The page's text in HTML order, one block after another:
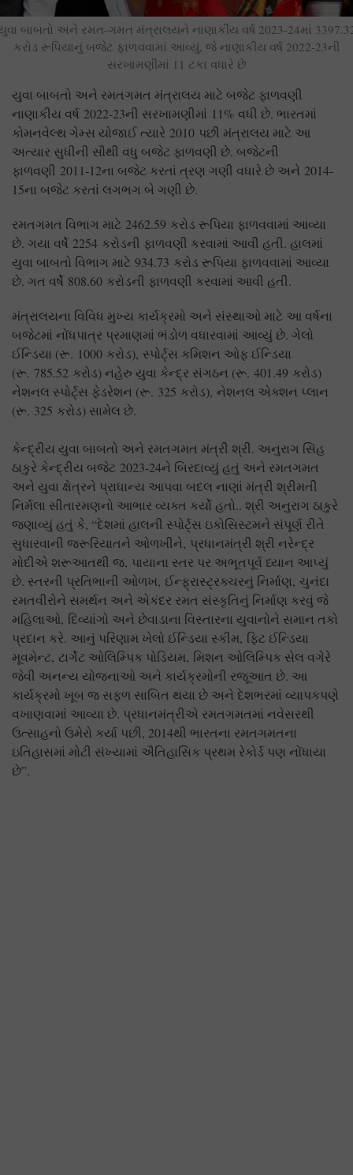
બાબતો અને રમત-ગમત મંત્રાલયને નાણાકીય વર્ષ 2023-24માં
કરોડ રૂપિયાનું બજેટ ફાળવવામાં આવ્યું, જે નાણાકીય વર્ષ 2022-23ની
સરખામણીમાં 11 ટકા વધારે છે
યુવા બાબતો અને રમતગમત મંત્રાલય માટે બજેટ ફાળવણી
નાણાકીય વર્ષ 2022-23ની સરખામણીમાં 11% વધી છે. ભારતમાં
કોમનવેલ્થ ગેમ્સ યોજાઈ ત્યારે 2010 પછી મંત્રાલય માટે આ
અત્યાર સુધીની સૌથી વધુ બજેટ ફાળવણી છે. બજેટની
ફાળવણી 2011-12ના બજેટ કરતાં ત્રણ ગણી વધારે છે અને 2014-
15ના બજેટ કરતાં લગભગ બે ગણી છે.
રમતગમત વિભાગ માટે 2462.59 કરોડ રૂપિયા ફાળવવામાં આવ્યા
છે. ગયા વર્ષે 2254 કરોડની ફાળવણી કરવામાં આવી હતી. હાલમાં
યુવા બાબતો વિભાગ માટે 934.73 કરોડ રૂપિયા ફાળવવામાં આવ્યા
છે. ગત વર્ષે 808.60 કરોડની ફાળવણી કરવામાં આવી હતી.
મંત્રાલયના વિવિધ મુખ્ય કાર્યક્રમો અને સંસ્થાઓ માટે આ વર્ષના
બજેટમાં નોંધપાત્ર પ્રમાણમાં ભંડોળ વધારવામાં આવ્યું છે. ગેલો
ઈન્ડિયા (રૂ. 1000 કરોડ), સ્પોર્ટ્સ કમિશન ઓફ ઈન્ડિયા
(રૂ. 785.52 કરોડ) નહરુ યુવા કેન્દ્ર સંગઠન (રૂ. 401.49 કરોડ)
નેશનલ સ્પોર્ટ્સ ફેડરેશન (રૂ. 325 કરોડ), નેશનલ એક્શન પ્લાન
(રૂ. 325 કરોડ) સામેલ છે.
કેન્દ્રીય યુવા બાબતો અને રમતગમત મંત્રી શ્રી. અનુરાગ સિંહ
ઠાકુરે કેન્દ્રીય બજેટ 2023-24ને બિરદાવ્યું હતું અને રમતગમત
અને યુવા ક્ષેત્રને પ્રાધાન્ય આપવા બદલ નાણાં મંત્રી શ્રીમતી
નિર્મલા સીતારમણનો આભાર વ્યક્ત કર્યો હતો.. શ્રી અનુરાગ ઠાકુરે
જણાવ્યું હતું કે, “દેશમાં હાલની સ્પોર્ટ્સ ઇકોસિસ્ટમને સંપૂર્ણ રીતે
સુધારવાની જરૂરિયાતને ઓળખીને, પ્રધાનમંત્રી શ્રી નરેન્દ્ર
મોદીએ શરૂઆતથી જ, પાયાના સ્તર પર અભૂતપૂર્વ ધ્યાન આપ્યું
છે. સ્તરની પ્રતિભાની ઓળખ, ઈન્ફ્રાસ્ટ્રક્ચરનું નિર્માણ, ચુનંદા
રમતવીરોને સમર્થન અને એકંદર રમત સંસ્કૃતિનું નિર્માણ કરવું જે
મહિલાઓ, દિવ્યાંગો અને છેવાડાના વિસ્તારના યુવાનોને સમાન તકો
પ્રદાન કરે. આનું પરિણામ ખેલો ઈન્ડિયા સ્કીમ, ફિટ ઈન્ડિયા
મૂવમેન્ટ, ટાર્ગેટ ઓલિમ્પિક પોડિયમ, મિશન ઓલિમ્પિક સેલ વગેરે
જેવી અનન્ય યોજનાઓ અને કાર્યક્રમોની રજૂઆત છે. આ
કાર્યક્રમો ખૂબ જ સફળ સાબિત થયા છે અને દેશભરમાં વ્યાપકપણે
વખાણવામાં આવ્યા છે. પ્રધાનમંત્રીએ રમતગમતમાં નવેસરથી
ઉત્સાહનો ઉમેરો કર્યા પછી, 2014થી ભારતના રમતગમતના
ઇતિહાસમાં મોટી સંખ્યામાં ઐતિહાસિક પ્રથમ રેકોર્ડ પણ નોંધાયા
છે”.